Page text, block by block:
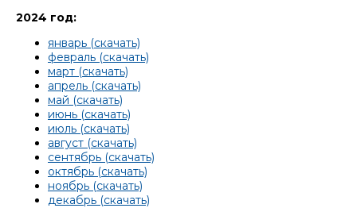
2024 год:
январь (скачать)
февраль (скачать)
март (скачать)
апрель (скачать)
май (скачать)
июнь (скачать)
июль (скачать)
август (скачать)
сентябрь (скачать)
октябрь (скачать)
ноябрь (скачать)
декабрь (скачать)